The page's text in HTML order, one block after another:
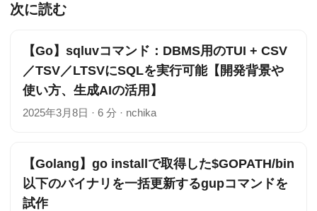
次に読む
【Go】sqluvコマンド：DBMS用のTUI + CSV
／TSV／LTSVにSQLを実行可能【開発背景や
使い方、生成AIの活用】
2025年3月8日 · 6 分 · nchika
【Golang】go installで取得した$GOPATH/bin
以下のバイナリを一括更新するgupコマンドを
試作